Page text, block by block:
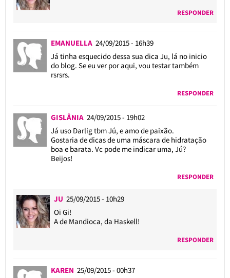
RESPONDER
EMANUELLA 24/09/2015 - 16h39
Já tinha esquecido dessa sua dica Ju, lá no inicio
do blog. Se eu ver por aqui, vou testar também
rsrsrs.
RESPONDER
GISLÂNIA 24/09/2015 - 19h02
Já uso Darlig tbm Jú, e amo de paixão.
Gostaria de dicas de uma máscara de hidratação
boa e barata. Vc pode me indicar uma, Jú?
Beijos!
RESPONDER
JU 25/09/2015 - 10h29
Oi Gi!
A de Mandioca, da Haskell!
RESPONDER
KAREN 25/09/2015 - 00h37